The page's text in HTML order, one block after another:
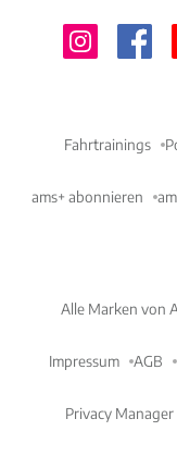
Fahrtrainings
ams+ abonnieren
Alle Marken von
Impressum AGB
Privacy Manager